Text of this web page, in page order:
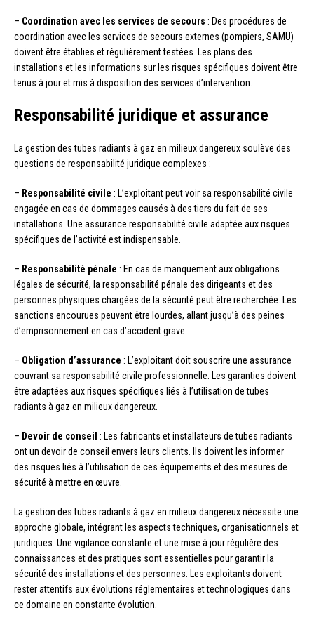
– Coordination avec les services de secours : Des procédures de
coordination avec les services de secours externes (pompiers, SAMU)
doivent être établies et régulièrement testées. Les plans des
installations et les informations sur les risques spécifiques doivent être
tenus à jour et mis à disposition des services d’intervention.
Responsabilité juridique et assurance
La gestion des tubes radiants à gaz en milieux dangereux soulève des
questions de responsabilité juridique complexes :
– Responsabilité civile : L’exploitant peut voir sa responsabilité civile
engagée en cas de dommages causés à des tiers du fait de ses
installations. Une assurance responsabilité civile adaptée aux risques
spécifiques de l’activité est indispensable.
– Responsabilité pénale : En cas de manquement aux obligations
légales de sécurité, la responsabilité pénale des dirigeants et des
personnes physiques chargées de la sécurité peut être recherchée. Les
sanctions encourues peuvent être lourdes, allant jusqu’à des peines
d’emprisonnement en cas d’accident grave.
– Obligation d’assurance : L’exploitant doit souscrire une assurance
couvrant sa responsabilité civile professionnelle. Les garanties doivent
être adaptées aux risques spécifiques liés à l’utilisation de tubes
radiants à gaz en milieux dangereux.
– Devoir de conseil : Les fabricants et installateurs de tubes radiants
ont un devoir de conseil envers leurs clients. Ils doivent les informer
des risques liés à l’utilisation de ces équipements et des mesures de
sécurité à mettre en œuvre.
La gestion des tubes radiants à gaz en milieux dangereux nécessite une
approche globale, intégrant les aspects techniques, organisationnels et
juridiques. Une vigilance constante et une mise à jour régulière des
connaissances et des pratiques sont essentielles pour garantir la
sécurité des installations et des personnes. Les exploitants doivent
rester attentifs aux évolutions réglementaires et technologiques dans
ce domaine en constante évolution.